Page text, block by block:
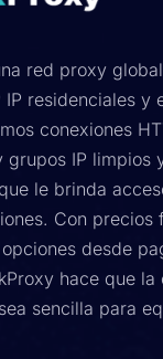
red proxy
residenciales y
conexiones
grupos IP limpios
le brinda
Con precios
desde
hace que
sencilla para